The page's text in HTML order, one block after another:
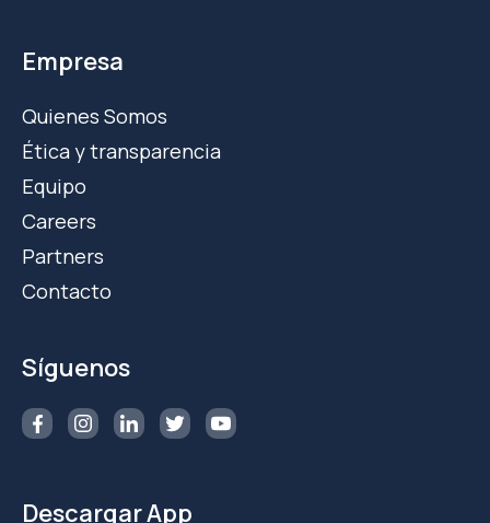
Empresa
Quienes Somos
Ética y transparencia
Equipo
Careers
Partners
Contacto
Síguenos
Descargar App